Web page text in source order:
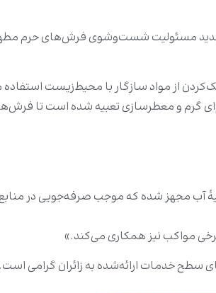
جدید مسئولیت شست‌وشوی فرش‌های حرم
از مواد سازگار با محیط‌زیست
برای خشک‌کردن با هوای گرم و معطرسازی تعبیه شده است تا
آب مجهز شده که موجب صرفه‌جویی در
برخی مواکب نیز همکاری می‌کند.»
سطح خدمات ارائه‌شده به زائران گرامی است.